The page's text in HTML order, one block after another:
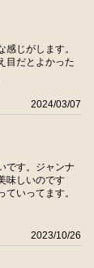
じがします。
目だとよかった
2024/03/07
です。ジャンナ
味しいのです
いってます。
2023/10/26